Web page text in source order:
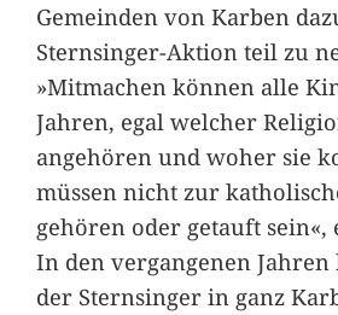
Gemeinden von Karben
Sternsinger-Aktion teil zu
»Mitmachen können alle
Jahren, egal welcher
angehören und woher sie
müssen nicht zur
gehören oder getauft
In den vergangenen Jahren
der Sternsinger in ganz